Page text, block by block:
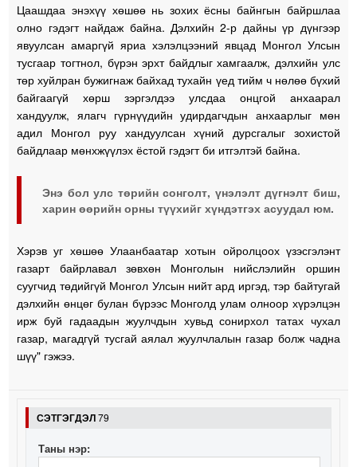
Цаашдаа энэхүү хөшөө нь зохих ёсны байнгын байршлаа
олно гэдэгт найдаж байна. Дэлхийн 2-р дайны үр дүнгээр
явуулсан амаргүй яриа хэлэлцээний явцад Монгол Улсын
тусгаар тогтнол, бүрэн эрхт байдлыг хамгаалж, дэлхийн улс
төр хуйлран бужигнаж байхад тухайн үед тийм ч нөлөө бүхий
байгаагүй хөрш зэргэлдээ улсдаа онцгой анхаарал
хандуулж, ялагч гүрнүүдийн удирдагчдын анхаарлыг мөн
адил Монгол руу хандуулсан хүний дурсгалыг зохистой
байдлаар мөнхжүүлэх ёстой гэдэгт би итгэлтэй байна.
Энэ бол улс төрийн сонголт, үнэлэлт дүгнэлт биш,
харин өөрийн орны түүхийг хүндэтгэх асуудал юм.
Хэрэв уг хөшөө Улаанбаатар хотын ойролцоох үзэсгэлэнт
газарт байрлавал зөвхөн Монголын нийслэлийн оршин
суугчид төдийгүй Монгол Улсын нийт ард иргэд, тэр байтугай
дэлхийн өнцөг булан бүрээс Монголд улам олноор хүрэлцэн
ирж буй гадаадын жуулчдын хувьд сонирхол татах чухал
газар, магадгүй тусгай аялал жуулчлалын газар болж чадна
шүү" гэжээ.
СЭТГЭГДЭЛ79
Таны нэр: